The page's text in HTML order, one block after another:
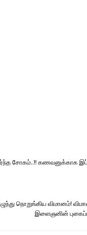
சோகம்..!! கணவனுக்காக
நொறுங்கிய விமானம்!
இளைஞனின்